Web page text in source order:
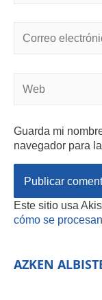
Guarda mi
navegador para
Este sitio usa
cómo se
AZKEN